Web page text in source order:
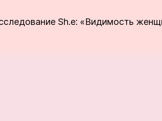
Sh.e: «Видимость